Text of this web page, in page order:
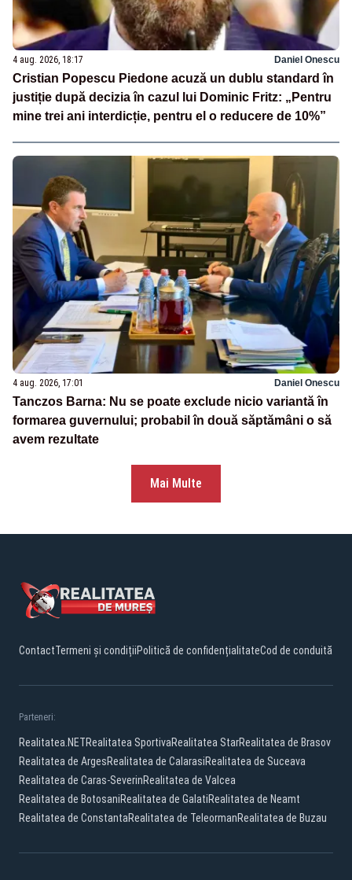
4 aug. 2026, 18:17 Daniel Onescu
Cristian Popescu Piedone acuză un dublu standard în
justiție după decizia în cazul lui Dominic Fritz: „Pentru
mine trei ani interdicție, pentru el o reducere de 10%”
4 aug. 2026, 17:01 Daniel Onescu
Tanczos Barna: Nu se poate exclude nicio variantă în
formarea guvernului; probabil în două săptămâni o să
avem rezultate
Mai Multe
ContactTermeni și condițiiPolitică de confidențialitateCod de conduită
Parteneri:
Realitatea.NETRealitatea SportivaRealitatea StarRealitatea de Brasov
Realitatea de ArgesRealitatea de CalarasiRealitatea de Suceava
Realitatea de Caras-SeverinRealitatea de Valcea
Realitatea de BotosaniRealitatea de GalatiRealitatea de Neamt
Realitatea de ConstantaRealitatea de TeleormanRealitatea de Buzau